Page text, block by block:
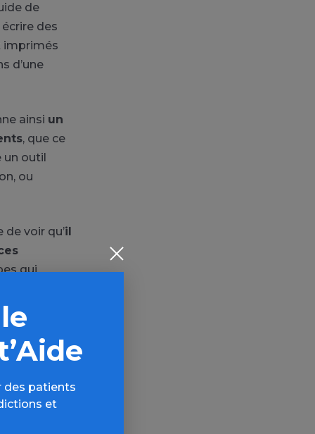
de
des
imprimés
d’une
ainsi un
, que ce
un outil
ou
de voir qu’il
qui
rencontre,
d’entre eux
plaignent.
les gens
des patients
et